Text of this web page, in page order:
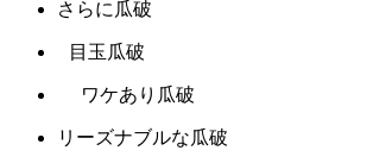
さらに瓜破
目玉瓜破
ワケあり瓜破
リーズナブルな瓜破